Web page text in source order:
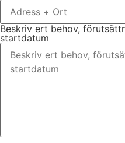
Beskriv ert behov,
startdatum